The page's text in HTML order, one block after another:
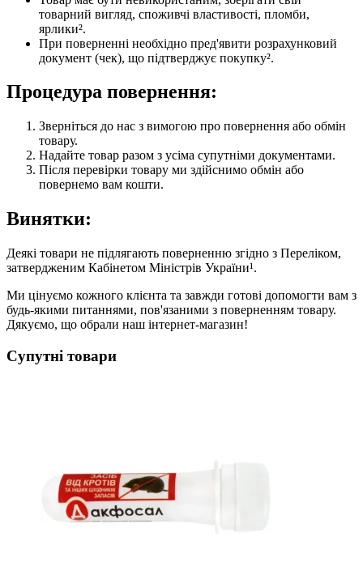
товарний вигляд, споживчі властивості, пломби,
ярлики².
При поверненні необхідно пред'явити розрахунковий
документ (чек), що підтверджує покупку².
Процедура повернення:
Зверніться до нас з вимогою про повернення або обмін
товару.
Надайте товар разом з усіма супутніми документами.
Після перевірки товару ми здійснимо обмін або
повернемо вам кошти.
Винятки:
Деякі товари не підлягають поверненню згідно з Переліком,
затвердженим Кабінетом Міністрів України¹.
Ми цінуємо кожного клієнта та завжди готові допомогти вам з
будь-якими питаннями, пов'язаними з поверненням товару.
Дякуємо, що обрали наш інтернет-магазин!
Супутні товари